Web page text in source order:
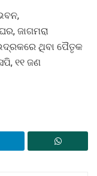
ଜାଗମରା
ଭଦ୍ରକରେ ଥିବା ପୈତୃକ
୧୧ ଜଣ